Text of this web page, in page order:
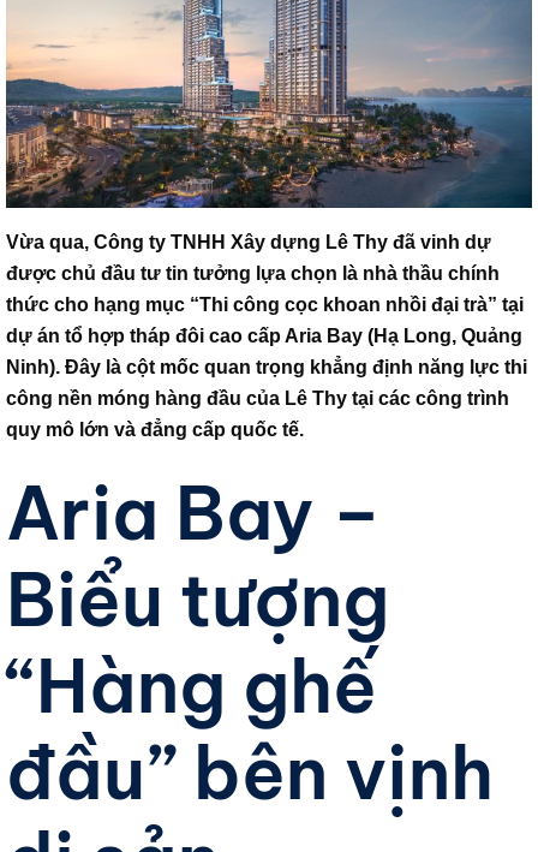
Vừa qua, Công ty TNHH Xây dựng Lê Thy đã vinh dự
được chủ đầu tư tin tưởng lựa chọn là nhà thầu chính
thức cho hạng mục “Thi công cọc khoan nhồi đại trà” tại
dự án tổ hợp tháp đôi cao cấp Aria Bay (Hạ Long, Quảng
Ninh). Đây là cột mốc quan trọng khẳng định năng lực thi
công nền móng hàng đầu của Lê Thy tại các công trình
quy mô lớn và đẳng cấp quốc tế.
Aria Bay –
Biểu tượng
“Hàng ghế
đầu” bên vịnh